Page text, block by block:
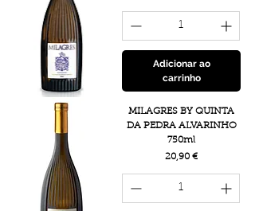
Adicionar ao
carrinho
MILAGRES BY QUINTA
DA PEDRA ALVARINHO
750ml
Preço
20,90 €